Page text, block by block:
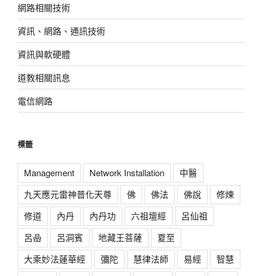
網路相關技術
資訊、網路、通訊技術
資訊與軟硬體
道教相關訊息
電信網路
標籤
Management Network Installation
中醫
九天應元雷神普化天尊
佛 佛法 佛說
修煉
修道
內丹 內丹功 六祖壇經
呂仙祖
呂喦
呂洞賓 地藏王菩薩
夏至
大乘妙法蓮華經
彌陀 慧律法師 易經
智慧